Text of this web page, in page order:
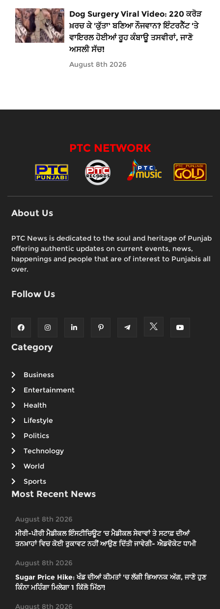
Dog Surgery Viral Video: 220 ਕਰੋੜ
ਖ਼ਰਚ ਕੇ 'ਕੁੱਤਾ' ਬਣਿਆ ਨੌਜਵਾਨ? ਇੰਟਰਨੈੱਟ 'ਤੇ
ਵਾਇਰਲ ਹੋਈਆਂ ਰੂਹ ਕੰਬਾਊ ਤਸਵੀਰਾਂ, ਜਾਣੋ
ਅਸਲੀ ਸੱਚ!
August 8th 2026
PTC NETWORK
About Us
PTC News is dedicated to the soul and heritage of Punjab
offering authentic updates on current events, news,
happenings and people that are of interest to Punjabis all
over.
Follow Us
Category
Business
Entertainment
Health
Lifestyle
Politics
Technology
World
Sports
Most Recent News
August 8th 2026
ਮੀਰੀ-ਪੀਰੀ ਮੈਡੀਕਲ ਇੰਸਟੀਚਿਊਟ ’ਚ ਮੈਡੀਕਲ ਸੇਵਾਵਾਂ ਤੇ ਸਟਾਫ਼ ਦੀਆਂ
ਤਨਖ਼ਾਹਾਂ ਵਿਚ ਕੋਈ ਰੁਕਾਵਟ ਨਹੀਂ ਆਉਣ ਦਿੱਤੀ ਜਾਵੇਗੀ- ਐਡਵੋਕੇਟ ਧਾਮੀ
August 8th 2026
Sugar Price Hike: ਖੰਡ ਦੀਆਂ ਕੀਮਤਾਂ 'ਚ ਲੱਗੀ ਭਿਆਨਕ ਅੱਗ, ਜਾਣੋ ਹੁਣ
ਕਿੰਨਾ ਮਹਿੰਗਾ ਮਿਲੇਗਾ 1 ਕਿੱਲੋ ਮਿੱਠਾ!
August 8th 2026